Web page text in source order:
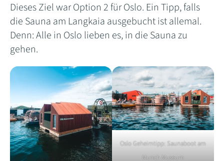
Dieses Ziel war Option 2 für Oslo. Ein Tipp, falls
die Sauna am Langkaia ausgebucht ist allemal.
Denn: Alle in Oslo lieben es, in die Sauna zu
gehen.
Oslo Geheimtipp: Saunaboot am
Munch Museum